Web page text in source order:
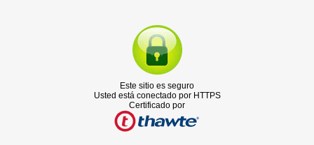
Este sitio es seguro
Usted está conectado por HTTPS
Certificado por